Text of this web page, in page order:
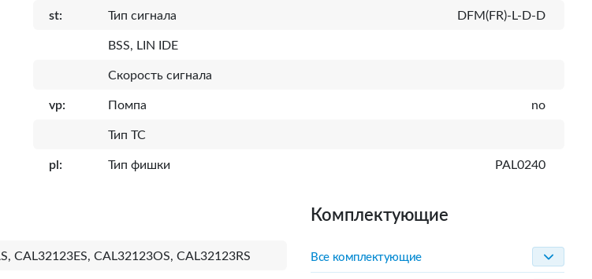
st: Тип сигнала DFM(FR)-L-D-D
BSS, LIN IDE
Скорость сигнала
vp: Помпа no
Тип ТС
pl: Тип фишки PAL0240
CAL32123ES, CAL32123OS, CAL32123RS
Комплектующие
Все комплектующие